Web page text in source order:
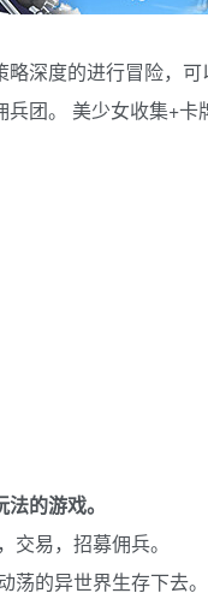
深度的进行冒险，
。 美少女收集+卡
的游戏。
易，招募佣兵。
的异世界生存下去。